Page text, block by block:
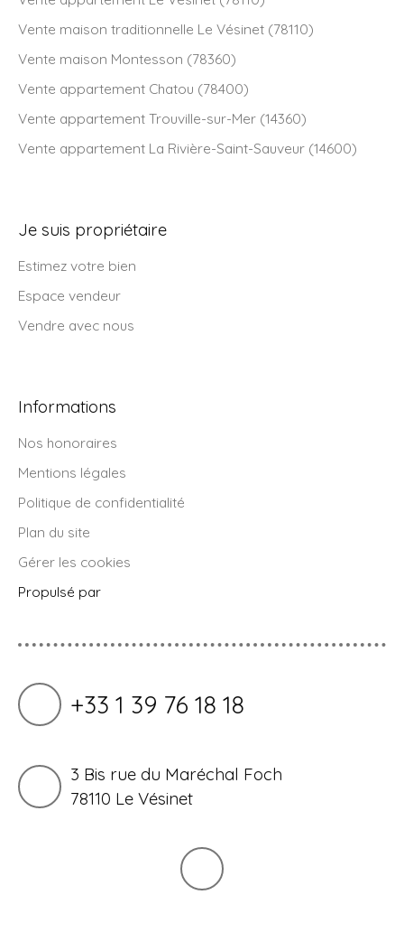
Vente maison traditionnelle Le Vésinet (78110)
Vente maison Montesson (78360)
Vente appartement Chatou (78400)
Vente appartement Trouville-sur-Mer (14360)
Vente appartement La Rivière-Saint-Sauveur (14600)
Je suis propriétaire
Estimez votre bien
Espace vendeur
Vendre avec nous
Informations
Nos honoraires
Mentions légales
Politique de confidentialité
Plan du site
Gérer les cookies
Propulsé par
+33 1 39 76 18 18
3 Bis rue du Maréchal Foch
78110 Le Vésinet